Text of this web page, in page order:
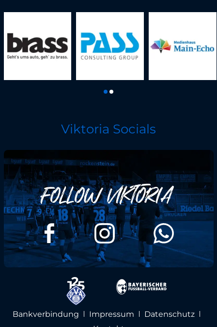
Viktoria Socials
Bankverbindung Impressum
Datenschutz